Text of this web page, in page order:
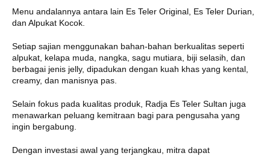
Menu andalannya antara lain Es Teler Original, Es Teler Durian,
dan Alpukat Kocok.
Setiap sajian menggunakan bahan-bahan berkualitas seperti
alpukat, kelapa muda, nangka, sagu mutiara, biji selasih, dan
berbagai jenis jelly, dipadukan dengan kuah khas yang kental,
creamy, dan manisnya pas.
Selain fokus pada kualitas produk, Radja Es Teler Sultan juga
menawarkan peluang kemitraan bagi para pengusaha yang
ingin bergabung.
Dengan investasi awal yang terjangkau, mitra dapat